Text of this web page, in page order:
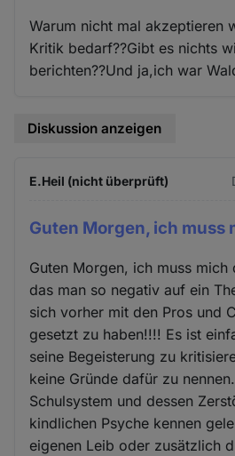
Warum nicht mal akzeptieren
Kritik bedarf??Gibt es nichts
berichten??Und ja,ich war
Diskussion anzeigen
E.Heil (nicht überprüft)
Guten Morgen, ich muss
Guten Morgen, ich muss
das man so negativ auf ein
sich vorher mit den Pros und
gesetzt zu haben!!!! Es ist
seine Begeisterung zu
keine Gründe dafür zu
Schulsystem und dessen
kindlichen Psyche kennen
eigenen Leib oder zusätzlich